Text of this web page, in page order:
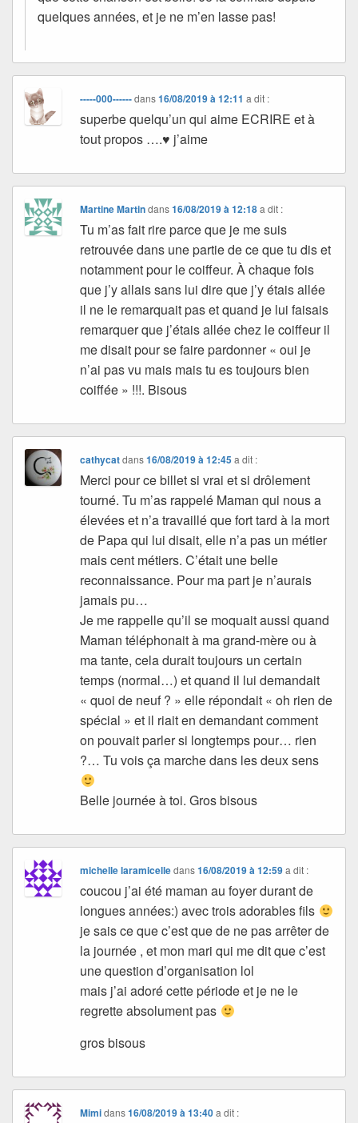
quelques années, et je ne m’en lasse pas!
-----000------dans16/08/2019 à 12:11 a dit :
superbe quelqu’un qui aime ECRIRE et à
tout propos ….♥ j’aime
Martine Martindans16/08/2019 à 12:18 a dit :
Tu m’as fait rire parce que je me suis
retrouvée dans une partie de ce que tu dis et
notamment pour le coiffeur. À chaque fois
que j’y allais sans lui dire que j’y étais allée
il ne le remarquait pas et quand je lui faisais
remarquer que j’étais allée chez le coiffeur il
me disait pour se faire pardonner « oui je
n’ai pas vu mais mais tu es toujours bien
coiffée » !!!. Bisous
cathycatdans16/08/2019 à 12:45 a dit :
Merci pour ce billet si vrai et si drôlement
tourné. Tu m’as rappelé Maman qui nous a
élevées et n’a travaillé que fort tard à la mort
de Papa qui lui disait, elle n’a pas un métier
mais cent métiers. C’était une belle
reconnaissance. Pour ma part je n’aurais
jamais pu…
Je me rappelle qu’il se moquait aussi quand
Maman téléphonait à ma grand-mère ou à
ma tante, cela durait toujours un certain
temps (normal…) et quand il lui demandait
« quoi de neuf ? » elle répondait « oh rien de
spécial » et il riait en demandant comment
on pouvait parler si longtemps pour… rien
?… Tu vois ça marche dans les deux sens
Belle journée à toi. Gros bisous
michelle laramicelledans16/08/2019 à 12:59 a dit :
coucou j’ai été maman au foyer durant de
longues années:) avec trois adorables fils
je sais ce que c’est que de ne pas arrêter de
la journée , et mon mari qui me dit que c’est
une question d’organisation lol
mais j’ai adoré cette période et je ne le
regrette absolument pas
gros bisous
Mimidans16/08/2019 à 13:40 a dit :